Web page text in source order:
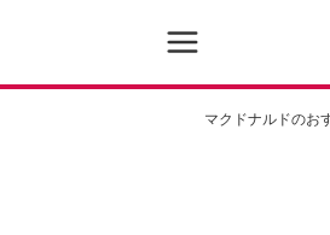
マクドナルドのお